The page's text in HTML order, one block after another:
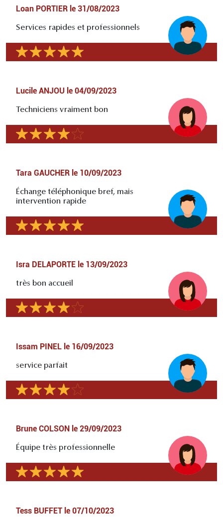
Loan PORTIER le 31/08/2023
Services rapides et professionnels
Lucile ANJOU le 04/09/2023
Techniciens vraiment bon
Tara GAUCHER le 10/09/2023
Échange téléphonique bref, mais
intervention rapide
Isra DELAPORTE le 13/09/2023
très bon accueil
Issam PINEL le 16/09/2023
service parfait
Brune COLSON le 29/09/2023
Équipe très professionnelle
Tess BUFFET le 07/10/2023